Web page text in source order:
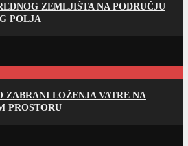
ZEMLJIŠTA NA PODRUČJU
POLJA
ZABRANI LOŽENJA VATRE NA
PROSTORU